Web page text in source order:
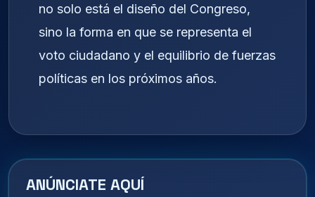
no solo está el diseño del Congreso,
sino la forma en que se representa el
voto ciudadano y el equilibrio de fuerzas
políticas en los próximos años.
ANÚNCIATE AQUÍ